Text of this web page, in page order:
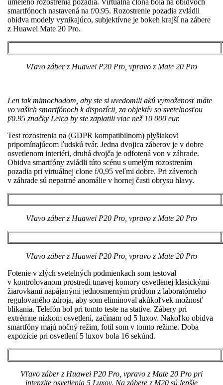
smartfónoch nastavená na f/0.95. Rozostrenie pozadia zvládli
obidva modely vynikajúco, subjektívne je bokeh krajší na zábere
z Huawei Mate 20 Pro.
Vľavo záber z Huawei P20 Pro, vpravo z Mate 20 Pro
Len tak mimochodom, aby ste si uvedomili akú vymoženosť máte
vo vašich smartfónoch k dispozícii, za objektív so svetelnosťou
f/0.95 značky Leica by ste zaplatili viac než 10 000 eur.
Test rozostrenia na (GDPR kompatibilnom) plyšiakovi
pripomínajúcom ľudskú tvár. Jedna dvojica záberov je v dobre
osvetlenom interiéri, druhá dvojča je odfotená von v záhrade.
Obidva smartfóny zvládli túto scénu s umelým rozostrením
pozadia pri virtuálnej clone f/0,95 veľmi dobre. Pri záveroch
v záhrade sú nepatrné anomálie v hornej časti obrysu hlavy.
Vľavo záber z Huawei P20 Pro, vpravo z Mate 20 Pro
Vľavo záber z Huawei P20 Pro, vpravo z Mate 20 Pro
Fotenie v zlých svetelných podmienkach som testoval
v kontrolovanom prostredí tmavej komory osvetlenej klasickými
žiarovkami napájanými jednosmerným prúdom z laboratórneho
regulovaného zdroja, aby som eliminoval akúkoľvek možnosť
blikania. Telefón bol pri tomto teste na statíve. Zábery pri
extrémne nízkom osvetlení, začínam od 5 luxov. Nakoľko obidva
smartfóny majú nočný režim, fotil som v tomto režime. Doba
expozície pri osvetlení 5 luxov bola 16 sekúnd.
Vľavo záber z Huawei P20 Pro, vpravo z Mate 20 Pro pri
intenzite osvetlenia 5 Luxov. Na zábere z M20 sú lepšie